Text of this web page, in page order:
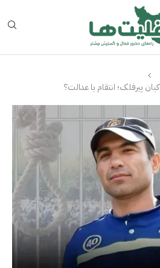
پیرفلک؛ انتقام یا عدالت؟